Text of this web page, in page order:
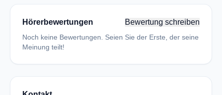
Hörerbewertungen Bewertung schreiben
Noch keine Bewertungen. Seien Sie der Erste, der seine
Meinung teilt!